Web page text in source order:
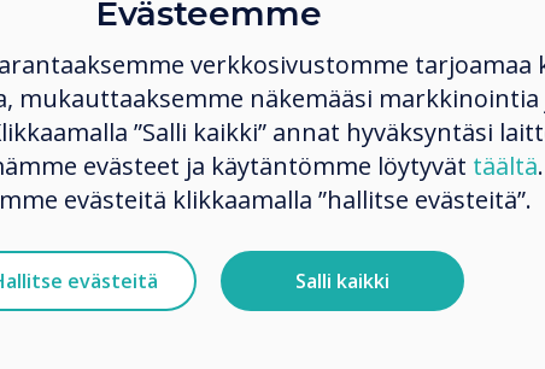
Clevertouch has transformed your
story with us.
Evästeemme
verkkosivustomme tarjoamaa
mukauttaaksemme näkemääsi
”Salli kaikki” annat hyväksyntäsi
evästeet ja käytäntömme löytyvät täältä
evästeitä klikkaamalla ”hallitse evästeitä”.
evästeitä Salli kaikki